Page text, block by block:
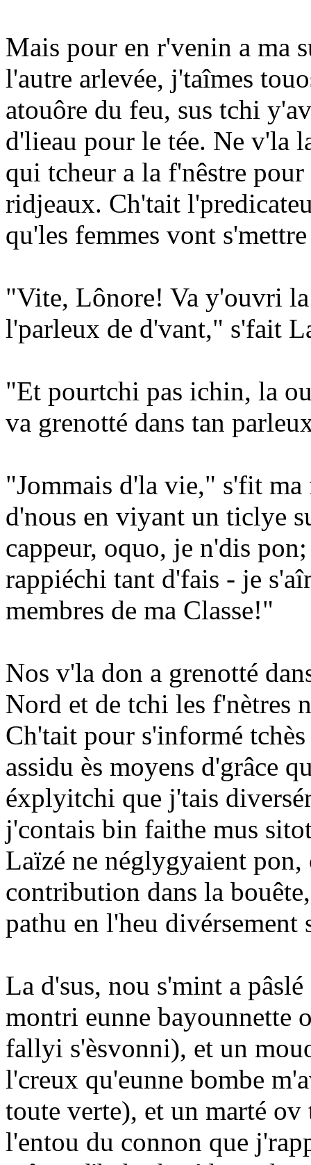
Mais pour en r'venin a ma
l'autre arlevée, j'taîmes
atouôre du feu, sus tchi
d'lieau pour le tée. Ne v'la
qui tcheur a la f'nêstre
ridjeaux. Ch'tait
qu'les femmes vont
"Vite, Lônore! Va y'ouvri
l'parleux de d'vant," s'fait
"Et pourtchi pas ichin, la
va grenotté dans tan
"Jommais d'la vie," s'fit
d'nous en viyant un ticlye
cappeur, oquo, je n'dis
rappiéchi tant d'fais - je
membres de ma Classe!"
Nos v'la don a grenotté
Nord et de tchi les f'nètres
Ch'tait pour s'informé
assidu ès moyens d'grâce
éxplyitchi que j'tais
j'contais bin faithe mus
Laïzé ne néglygyaient pon,
contribution dans la
pathu en l'heu
La d'sus, nou s'mint a
montri eunne bayounnette
fallyi s'èsvonni), et un
l'creux qu'eunne bombe
toute verte), et un marté
l'entou du connon que